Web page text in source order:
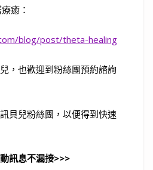
癒：
blog/post/theta-healing
，也歡迎到粉絲團預約諮詢
貝兒粉絲團，以便得到快速
訊息不漏接>>>